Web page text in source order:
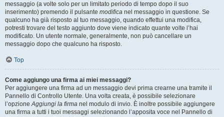
messaggio (a volte solo per un limitato periodo di tempo dopo il suo
inserimento) premendo il pulsante modifica nel messaggio in questione. Se
qualcuno ha già risposto al tuo messaggio, quando effettui una modifica,
potresti trovare del testo aggiunto dove viene indicato quante volte l’hai
modificato. Un utente normale, generalmente, non può cancellare un
messaggio dopo che qualcuno ha risposto.
Top
Come aggiungo una firma ai miei messaggi?
Per aggiungere una firma ad un messaggio devi prima crearne una tramite il
Pannello di Controllo Utente. Una volta creata, è possibile selezionare
l’opzioneAggiungi la firma nel modulo di invio. È inoltre possibile aggiungere
una firma a tutti i tuoi messaggi selezionando l’apposita voce nel Pannello di